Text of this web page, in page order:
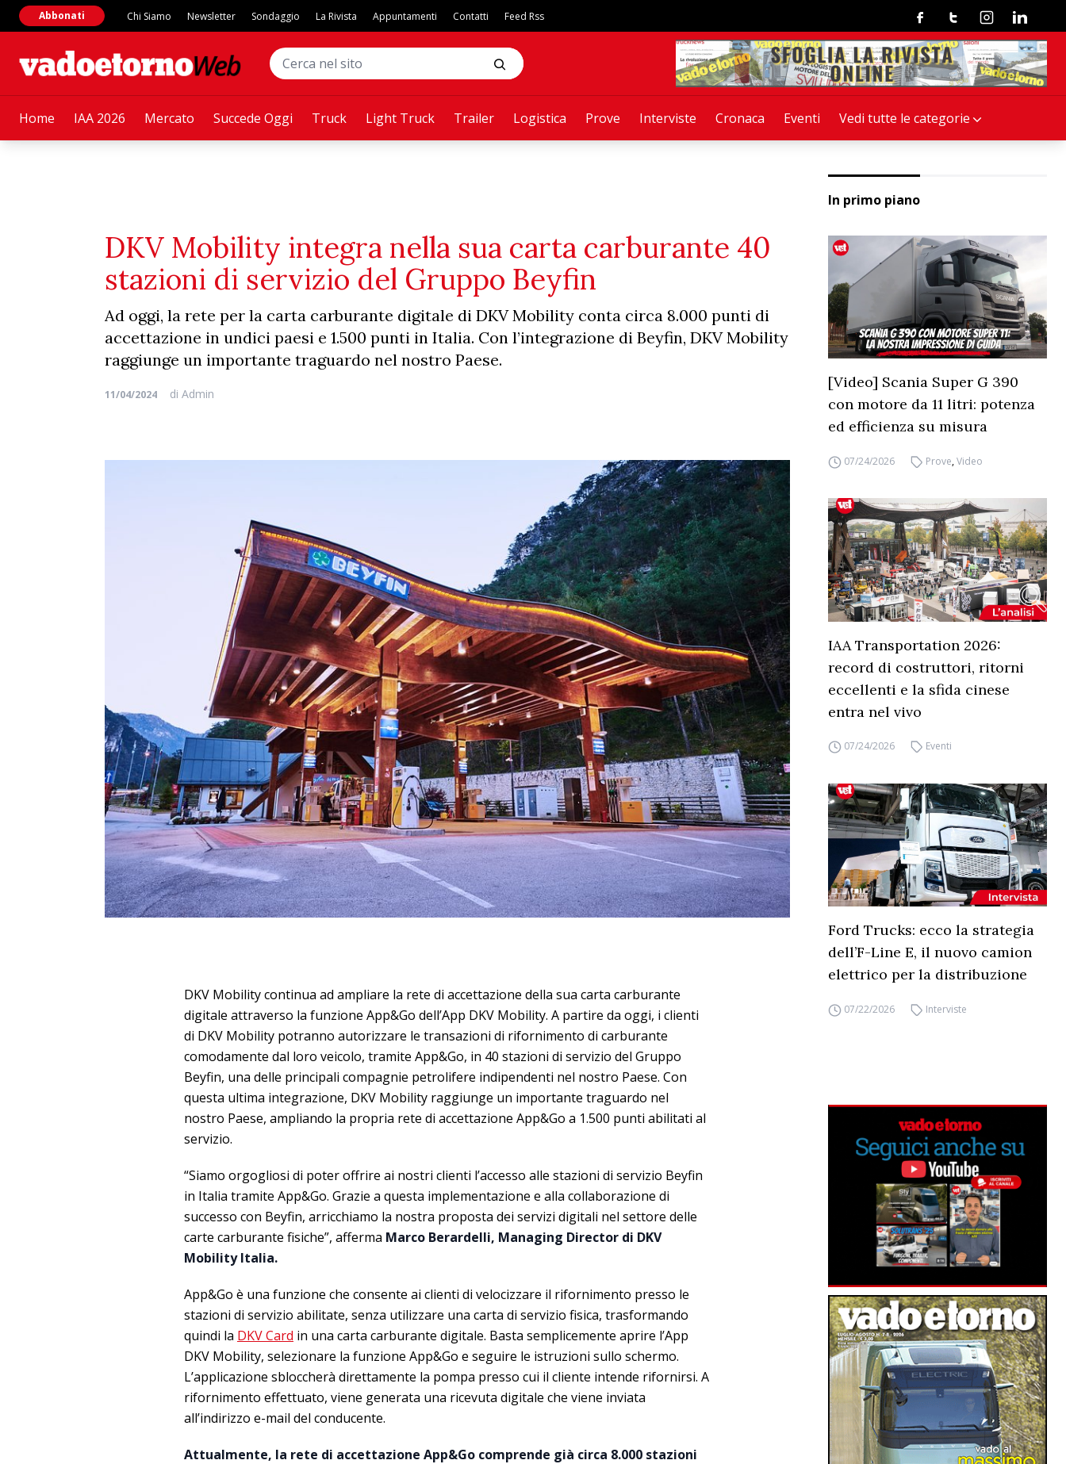
Home IAA 2026 Mercato Succede Oggi Truck Light Truck Trailer Logistica Prove Interviste Cronaca Eventi Vedi tutte le categorie
Abbonati Chi Siamo Newsletter Sondaggio La Rivista Appuntamenti Contatti Feed Rss FacebookTwitterInstagramLinkedin
DKV Mobility integra nella sua carta carburante 40
stazioni di servizio del Gruppo Beyfin
Ad oggi, la rete per la carta carburante digitale di DKV Mobility conta circa 8.000 punti di
accettazione in undici paesi e 1.500 punti in Italia. Con l’integrazione di Beyfin, DKV Mobility
raggiunge un importante traguardo nel nostro Paese.
11/04/2024 di Admin
DKV Mobility continua ad ampliare la rete di accettazione della sua carta carburante
digitale attraverso la funzione App&Go dell’App DKV Mobility. A partire da oggi, i clienti
di DKV Mobility potranno autorizzare le transazioni di rifornimento di carburante
comodamente dal loro veicolo, tramite App&Go, in 40 stazioni di servizio del Gruppo
Beyfin, una delle principali compagnie petrolifere indipendenti nel nostro Paese. Con
questa ultima integrazione, DKV Mobility raggiunge un importante traguardo nel
nostro Paese, ampliando la propria rete di accettazione App&Go a 1.500 punti abilitati al
servizio.
“Siamo orgogliosi di poter offrire ai nostri clienti l’accesso alle stazioni di servizio Beyfin
in Italia tramite App&Go. Grazie a questa implementazione e alla collaborazione di
successo con Beyfin, arricchiamo la nostra proposta dei servizi digitali nel settore delle
carte carburante fisiche”, afferma Marco Berardelli, Managing Director di DKV
Mobility Italia.
App&Go è una funzione che consente ai clienti di velocizzare il rifornimento presso le
stazioni di servizio abilitate, senza utilizzare una carta di servizio fisica, trasformando
quindi la DKV Card in una carta carburante digitale. Basta semplicemente aprire l’App
DKV Mobility, selezionare la funzione App&Go e seguire le istruzioni sullo schermo.
L’applicazione sbloccherà direttamente la pompa presso cui il cliente intende rifornirsi. A
rifornimento effettuato, viene generata una ricevuta digitale che viene inviata
all’indirizzo e-mail del conducente.
Attualmente, la rete di accettazione App&Go comprende già circa 8.000 stazioni
In primo piano
[Video] Scania Super G 390
con motore da 11 litri: potenza
ed efficienza su misura
07/24/2026 Prove,Video
IAA Transportation 2026:
record di costruttori, ritorni
eccellenti e la sfida cinese
entra nel vivo
07/24/2026 Eventi
Ford Trucks: ecco la strategia
dell’F-Line E, il nuovo camion
elettrico per la distribuzione
07/22/2026 Interviste